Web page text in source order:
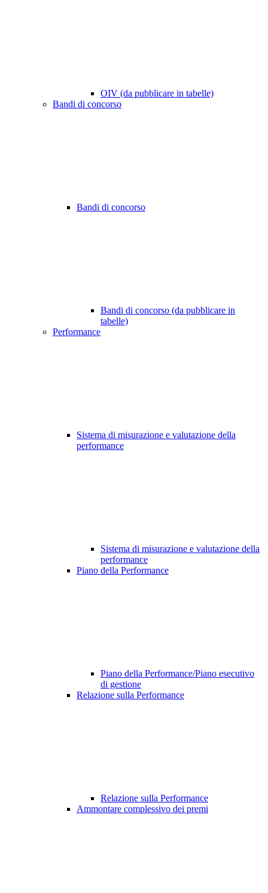
OIV (da pubblicare in tabelle)
Bandi di concorso
Bandi di concorso
Bandi di concorso (da pubblicare in
tabelle)
Performance
Sistema di misurazione e valutazione della
performance
Sistema di misurazione e valutazione della
performance
Piano della Performance
Piano della Performance/Piano esecutivo
di gestione
Relazione sulla Performance
Relazione sulla Performance
Ammontare complessivo dei premi